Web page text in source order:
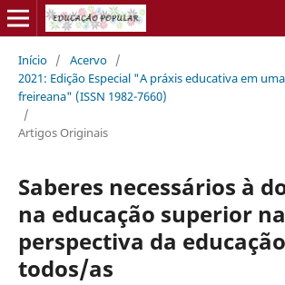
Início / Acervo /
2021: Edição Especial "A práxis educativa em
freireana" (ISSN 1982-7660)
/
Artigos Originais
Saberes necessários à
na educação superior na
perspectiva da
todos/as